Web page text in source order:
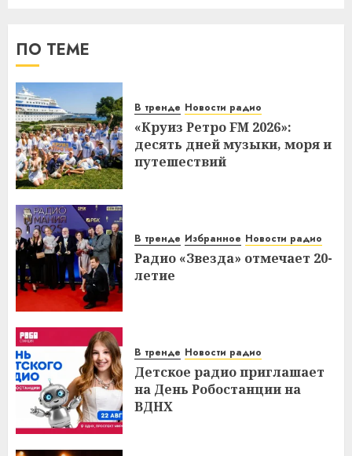
ПО ТЕМЕ
В тренде Новости радио
«Круиз Ретро FM 2026»:
десять дней музыки, моря и
путешествий
В тренде Избранное Новости радио
Радио «Звезда» отмечает 20-
летие
В тренде Новости радио
Детское радио приглашает
на День Робостанции на
ВДНХ